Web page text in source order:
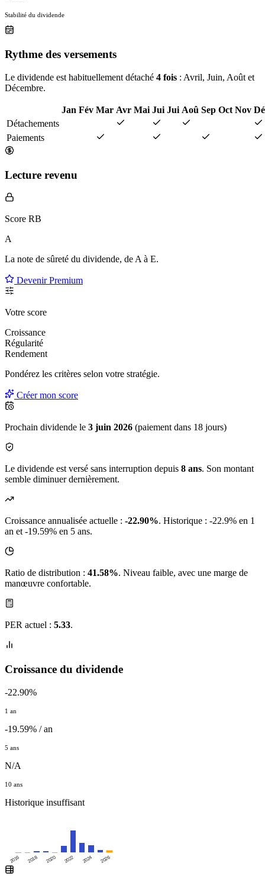
Stabilité du dividende
Rythme des versements
Le dividende est habituellement détaché 4 fois : Avril, Juin, Août et
Décembre.
Jan Fév Mar Avr Mai Jui Jui Aoû Sep Oct Nov
Détachements
Paiements
Lecture revenu
Score RB
A
La note de sûreté du dividende, de A à E.
Devenir Premium
Votre score
Croissance
Régularité
Rendement
Pondérez les critères selon votre stratégie.
Créer mon score
Prochain dividende le 3 juin 2026 (paiement dans 18 jours)
Le dividende est versé sans interruption depuis 8 ans. Son montant
semble diminuer dernièrement.
Croissance annualisée actuelle : -22.90%. Historique : -22.9% en 1
an et -19.59% en 5 ans.
Ratio de distribution : 41.58%. Niveau faible, avec une marge de
manœuvre confortable.
PER actuel : 5.33.
Croissance du dividende
-22.90%
1 an
-19.59% / an
5 ans
N/A
10 ans
Historique insuffisant
2016 2018 2020 2022 2024 2026